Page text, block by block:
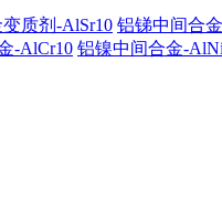
质剂-AlSr10 铝锑中间合
-AlCr10 铝镍中间合金-